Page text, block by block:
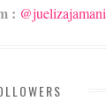
: @juelizajamani